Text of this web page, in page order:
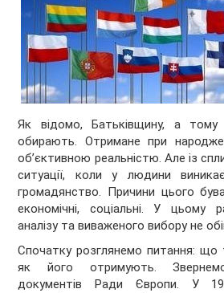
Як відомо, Батьківщину, а тому
обирають. Отримане при
об’єктивною реальністю. Але із
ситуації, коли у людини
громадянство. Причини цього
економічні, соціальні. У цьому
аналізу та виваженого вибору не
Спочатку розглянемо питання: що
як його отримують.
документів Ради Європи. У